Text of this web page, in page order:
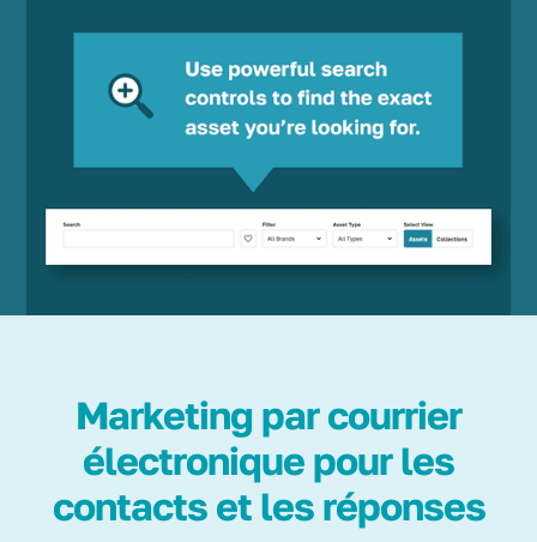
Marketing par courrier
électronique pour les
contacts et les réponses